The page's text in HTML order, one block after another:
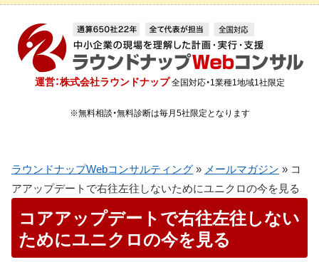
運営：株式会社ラウンドナップ 全国対応・1業種1地域1社限定
※無料相談・無料診断は毎月5社限定となります
ラウンドナップWebコンサルティング » メールマガジン » コ
アアップデートで右往左往しないためにユニクロの今を見る
コアアップデートで右往左往しない
ためにユニクロの今を見る